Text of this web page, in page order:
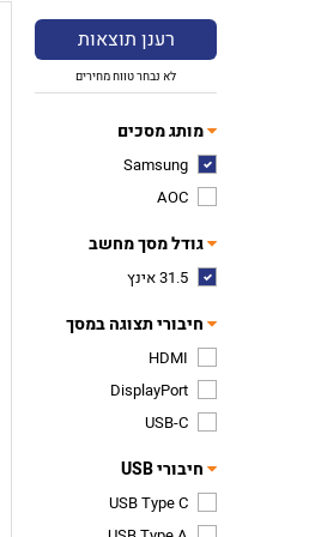
רענן תוצאות
לא נבחר טווח מחירים
מותג מסכים
Samsung
AOC
גודל מסך מחשב
31.5 אינץ
חיבורי תצוגה במסך
HDMI
DisplayPort
USB-C
חיבורי USB
USB Type C